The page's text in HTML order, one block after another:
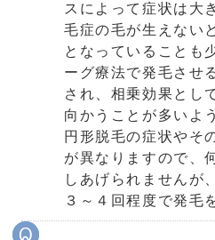
スによって症状は大
毛症の毛が生えない
となっていることも
ーグ療法で発毛させ
され、相乗効果とし
向かうことが多いよ
円形脱毛の症状やそ
が異なりますので、
しあげられませんが
３～４回程度で発毛